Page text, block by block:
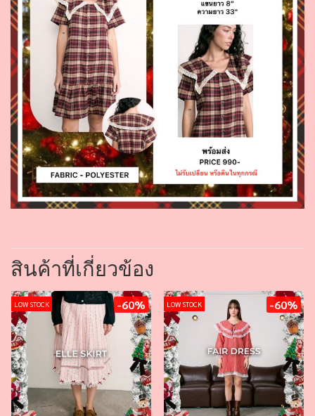
สินค้าที่เกี่ยวข้อง
LOW STOCK -60% LOW STOCK -60%